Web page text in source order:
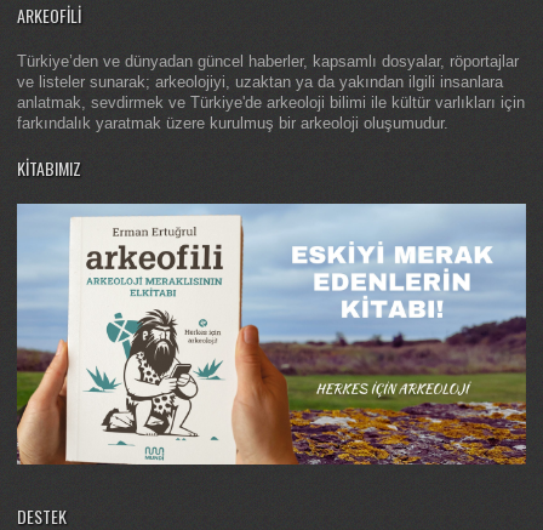
ARKEOFILI
Türkiye’den ve dünyadan güncel haberler, kapsamlı dosyalar, röportajlar
ve listeler sunarak; arkeolojiyi, uzaktan ya da yakından ilgili insanlara
anlatmak, sevdirmek ve Türkiye'de arkeoloji bilimi ile kültür varlıkları için
farkındalık yaratmak üzere kurulmuş bir arkeoloji oluşumudur.
KITABIMIZ
DESTEK